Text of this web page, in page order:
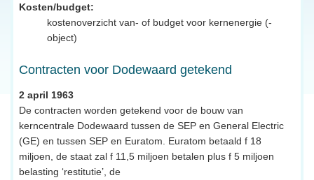
Kosten/budget:
kostenoverzicht van- of budget voor kernenergie (-
object)
Contracten voor Dodewaard getekend
2 april 1963
De contracten worden getekend voor de bouw van
kerncentrale Dodewaard tussen de SEP en General Electric
(GE) en tussen SEP en Euratom. Euratom betaald f 18
miljoen, de staat zal f 11,5 miljoen betalen plus f 5 miljoen
belasting ‘restitutie’, de